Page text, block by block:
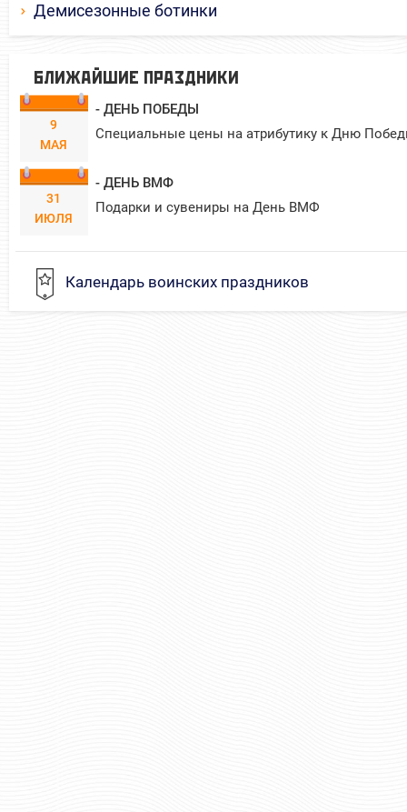
Демисезонные ботинки
БЛИЖАЙШИЕ ПРАЗДНИКИ
9
МАЯ
- ДЕНЬ ПОБЕДЫ
Специальные цены на атрибутику к Дню
31
ИЮЛЯ
- ДЕНЬ ВМФ
Подарки и сувениры на День ВМФ
Календарь воинских праздников